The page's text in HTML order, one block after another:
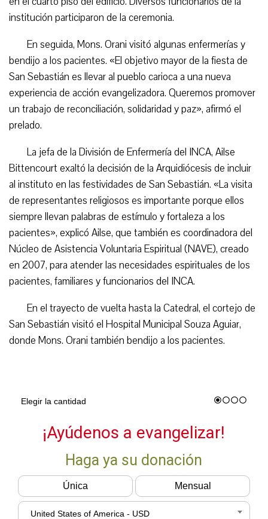
institución participaron de la ceremonia.
En seguida, Mons. Orani visitó algunas enfermerías y
bendijo a los pacientes. «El objetivo mayor de la fiesta de
San Sebastián es llevar al pueblo carioca a una nueva
experiencia de acción evangelizadora. Queremos promover
un trabajo de reconciliación, solidaridad y paz», afirmó el
prelado.
La jefa de la División de Enfermería del INCA, Ailse
Bittencourt exaltó la decisión de la Arquidiócesis de incluir
al instituto en las festividades de San Sebastián. «La visita
de representantes religiosos es importante porque ellos
siempre llevan palabras de estímulo y fortaleza a los
pacientes», explicó Ailse, que también es coordinadora del
Núcleo de Asistencia Voluntaria Espiritual (NAVE), creado
en 2007, para atender las necesidades espirituales de los
pacientes, familiares y funcionarios del INCA.
En el trayecto de vuelta hasta la Catedral, el cortejo de
San Sebastián visitó el Hospital Municipal Souza Aguiar,
donde Mons. Orani también bendijo a los pacientes.